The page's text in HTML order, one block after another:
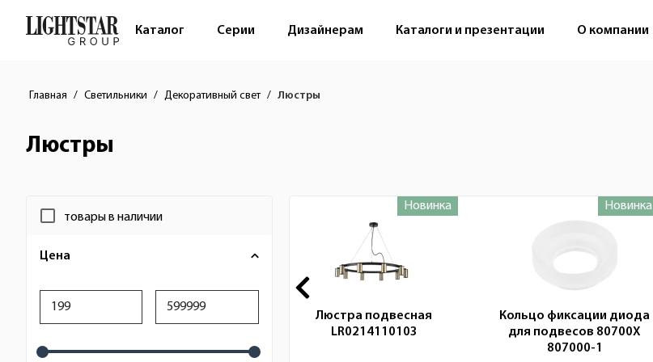
Каталог Серии Дизайнерам Каталоги и презентации О компании
Главная Светильники Декоративный свет Люстры
Люстры
Фильтр
товары в наличии
Цена
Новинка
3000K, белый 61066...
Новинка
Люстра подвесная
LR0214110103
Новинка
Кольцо фиксации диода
для подвесов 80700X
807000-1